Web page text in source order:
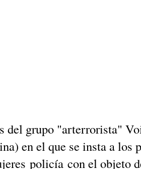
del grupo "arterrorista"
en el que se insta a los
policía con el objeto